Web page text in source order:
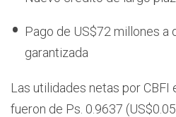
Pago de US$72 millones a
garantizada
Las utilidades netas por
fueron de Ps. 0.9637